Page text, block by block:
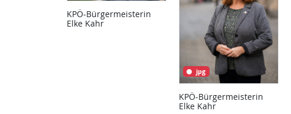
KPÖ-Bürgermeisterin
Elke Kahr
jpg
KPÖ-Bürgermeisterin
Elke Kahr